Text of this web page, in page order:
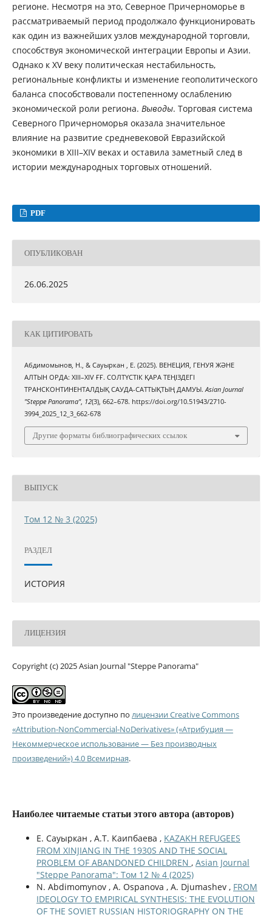
регионе. Несмотря на это, Северное Причерноморье в
рассматриваемый период продолжало функционировать
как один из важнейших узлов международной торговли,
способствуя экономической интеграции Европы и Азии.
Однако к XV веку политическая нестабильность,
региональные конфликты и изменение геополитического
баланса способствовали постепенному ослаблению
экономической роли региона. Выводы. Торговая система
Северного Причерноморья оказала значительное
влияние на развитие средневековой Евразийской
экономики в XIII–XIV веках и оставила заметный след в
истории международных торговых отношений.
PDF
ОПУБЛИКОВАН
26.06.2025
КАК ЦИТИРОВАТЬ
Абдимомынов, Н., & Сауыркан , Е. (2025). ВЕНЕЦИЯ, ГЕНУЯ ЖӘНЕ
АЛТЫН ОРДА: XIII–XIV ҒҒ. СОЛТҮСТІК ҚАРА ТЕҢІЗДЕГІ
ТРАНСКОНТИНЕНТАЛДЫҚ САУДА-САТТЫҚТЫҢ ДАМУЫ.Asian Journal
"Steppe Panorama", 12(3), 662–678. https://doi.org/10.51943/2710-
3994_2025_12_3_662-678
Другие форматы библиографических ссылок
ВЫПУСК
Том 12 № 3 (2025)
РАЗДЕЛ
ИСТОРИЯ
ЛИЦЕНЗИЯ
Copyright (c) 2025 Asian Journal "Steppe Panorama"
Это произведение доступно по лицензии Creative Commons
«Attribution-NonCommercial-NoDerivatives» («Атрибуция —
Некоммерческое использование — Без производных
произведений») 4.0 Всемирная.
Наиболее читаемые статьи этого автора (авторов)
Е. Сауыркан , А.Т. Каипбаева , KAZAKH REFUGEES
FROM XINJIANG IN THE 1930S AND THE SOCIAL
PROBLEM OF ABANDONED CHILDREN , Asian Journal
"Steppe Panorama": Том 12 № 4 (2025)
N. Abdimomynov , A. Ospanova , A. Djumashev , FROM
IDEOLOGY TO EMPIRICAL SYNTHESIS: THE EVOLUTION
OF THE SOVIET RUSSIAN HISTORIOGRAPHY ON THE